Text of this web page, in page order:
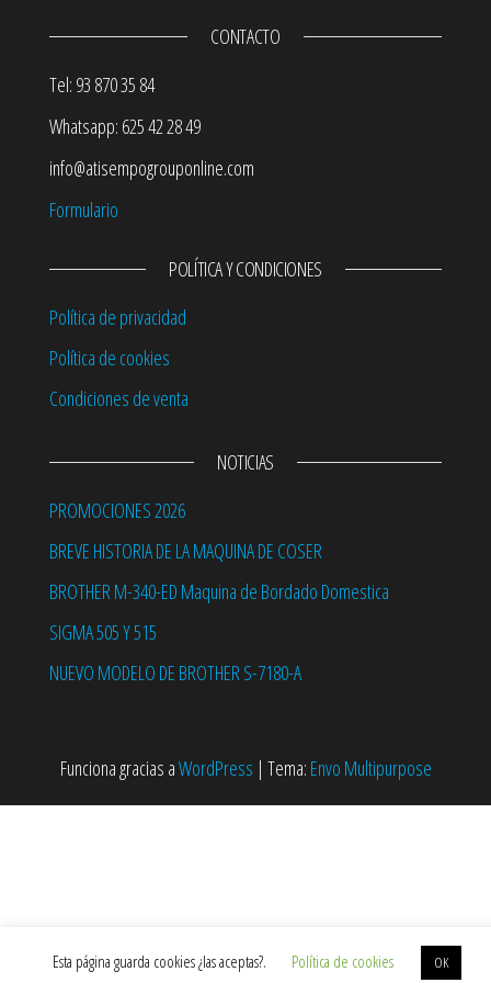
CONTACTO
Tel: 93 870 35 84
Whatsapp: 625 42 28 49
info@atisempogrouponline.com
Formulario
POLÍTICA Y CONDICIONES
Política de privacidad
Política de cookies
Condiciones de venta
NOTICIAS
PROMOCIONES 2026
BREVE HISTORIA DE LA MAQUINA DE COSER
BROTHER M-340-ED Maquina de Bordado Domestica
SIGMA 505 Y 515
NUEVO MODELO DE BROTHER S-7180-A
Funciona gracias aWordPress | Tema: Envo Multipurpose
Esta página guarda cookies ¿las aceptas?. Política de cookies OK